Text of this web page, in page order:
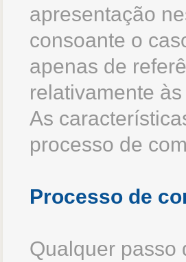
apresentação
consoante o
apenas de
relativamente
As
processo de
Processo de
Qualquer passo